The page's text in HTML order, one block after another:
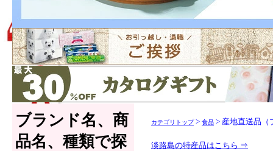
ブランド名、商
品名、種類で探
カテゴリトップ> 食品 > 産地直送品（
淡路島の特産品はこちら ⇒